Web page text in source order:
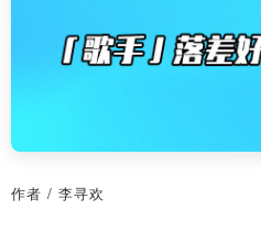
作者 / 李寻欢